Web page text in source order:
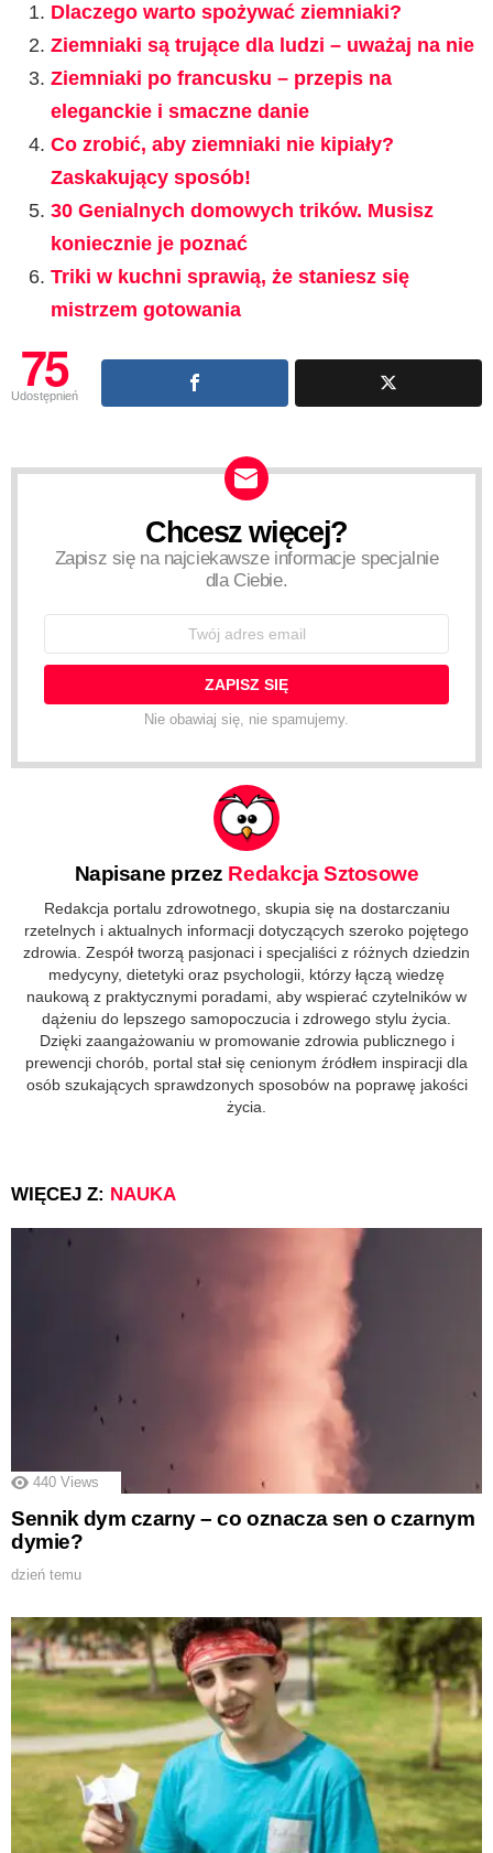
Dlaczego warto spożywać ziemniaki?
Ziemniaki są trujące dla ludzi – uważaj na nie
Ziemniaki po francusku – przepis na
eleganckie i smaczne danie
Co zrobić, aby ziemniaki nie kipiały?
Zaskakujący sposób!
30 Genialnych domowych trików. Musisz
koniecznie je poznać
Triki w kuchni sprawią, że staniesz się
mistrzem gotowania
75
Udostępnień
NEWSLETTERChcesz więcej?
Zapisz się na najciekawsze informacje specjalnie
dla Ciebie.
Nie obawiaj się, nie spamujemy.
Napisane przez Redakcja Sztosowe
Redakcja portalu zdrowotnego, skupia się na dostarczaniu
rzetelnych i aktualnych informacji dotyczących szeroko pojętego
zdrowia. Zespół tworzą pasjonaci i specjaliści z różnych dziedzin
medycyny, dietetyki oraz psychologii, którzy łączą wiedzę
naukową z praktycznymi poradami, aby wspierać czytelników w
dążeniu do lepszego samopoczucia i zdrowego stylu życia.
Dzięki zaangażowaniu w promowanie zdrowia publicznego i
prewencji chorób, portal stał się cenionym źródłem inspiracji dla
osób szukających sprawdzonych sposobów na poprawę jakości
życia.
WIĘCEJ Z: NAUKA
440 Views
Sennik dym czarny – co oznacza sen o czarnym
dymie?
dzień temu